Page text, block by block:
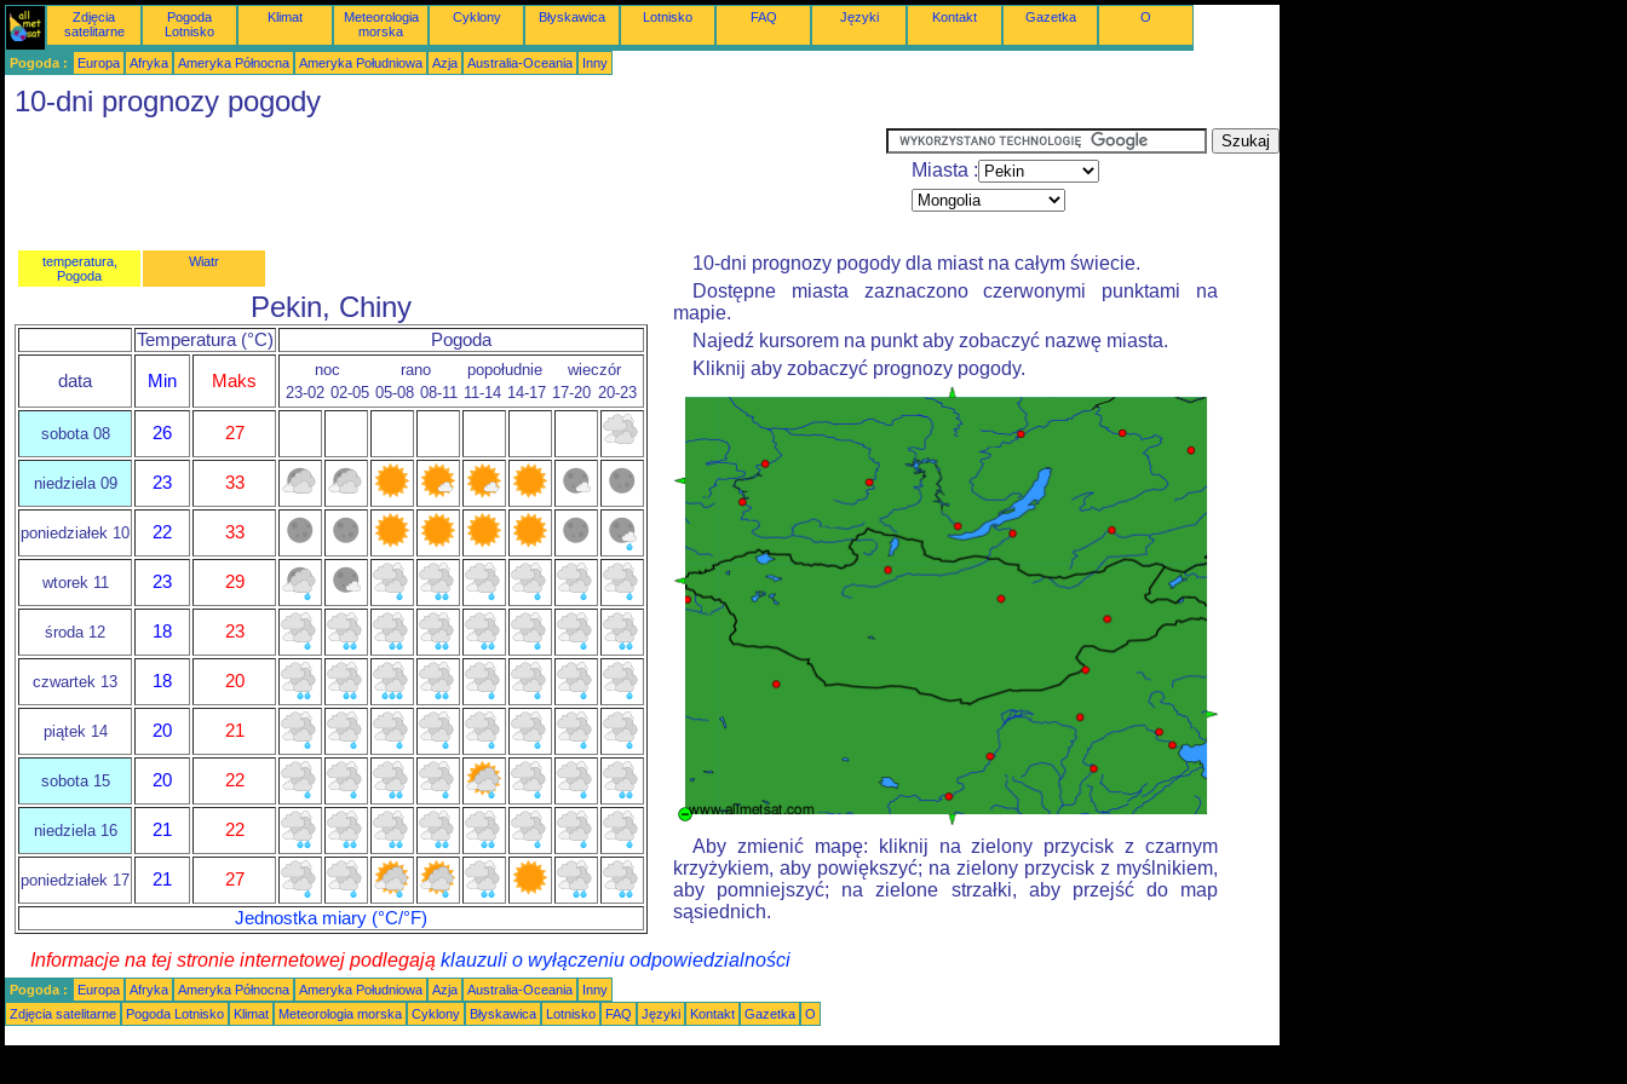
Zdjęcia
satelitarne
Pogoda
Lotnisko
Klimat
Meteorologia
morska
Cyklony Błyskawica Lotnisko FAQ Języki Kontakt Gazetka O
Pogoda : Europa Afryka Ameryka Północna Ameryka Południowa Azja Australia-Oceania Inny
10-dni prognozy pogody
Miasta :
temperatura,
Pogoda
Wiatr
Pekin, Chiny
Temperatura (°C) Pogoda
data Min Maks
noc rano popołudnie
wieczór
23-02 02-05 05-08 08-11 11-14 14-17 17-20 20-23
sobota 08 26 27
niedziela 09 23 33
poniedziałek 10 22 33
wtorek 11 23 29
środa 12 18 23
czwartek 13 18 20
piątek 14 20 21
sobota 15 20 22
niedziela 16 21 22
poniedziałek 17 21
27
Jednostka miary (°C/°F)
10-dni prognozy pogody dla miast na całym świecie.
Dostępne miasta zaznaczono czerwonymi punktami na
mapie.
Najedź kursorem na punkt aby zobaczyć nazwę miasta.
Kliknij aby zobaczyć prognozy pogody.
Aby zmienić mapę: kliknij na zielony przycisk z czarnym
krzyżykiem, aby powiększyć; na zielony przycisk z myślnikiem,
aby pomniejszyć; na zielone strzałki, aby przejść do map
sąsiednich.
Informacje na tej stronie internetowej podlegają klauzuli o wyłączeniu odpowiedzialności
Pogoda : Europa Afryka Ameryka Północna Ameryka Południowa Azja Australia-Oceania
Inny
Zdjęcia satelitarne
Pogoda Lotnisko Klimat Meteorologia morska Cyklony Błyskawica Lotnisko FAQ Języki Kontakt Gazetka O